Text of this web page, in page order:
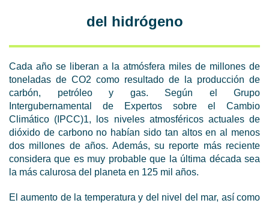
del hidrógeno
Cada año se liberan a la atmósfera miles de millones de
toneladas de CO2 como resultado de la producción de
carbón, petróleo y gas. Según el Grupo
Intergubernamental de Expertos sobre el Cambio
Climático (IPCC)1, los niveles atmosféricos actuales de
dióxido de carbono no habían sido tan altos en al menos
dos millones de años. Además, su reporte más reciente
considera que es muy probable que la última década sea
la más calurosa del planeta en 125 mil años.
El aumento de la temperatura y del nivel del mar, así como